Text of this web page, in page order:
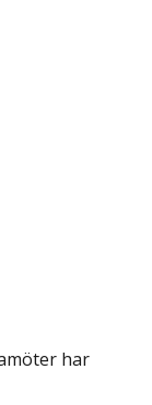
har